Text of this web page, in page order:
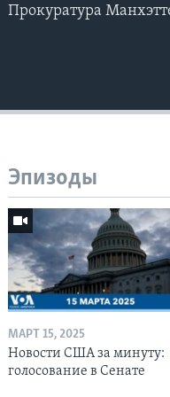
Прокуратура
Эпизоды
МАРТ 15, 2025
Новости США за минуту:
голосование в Сенате